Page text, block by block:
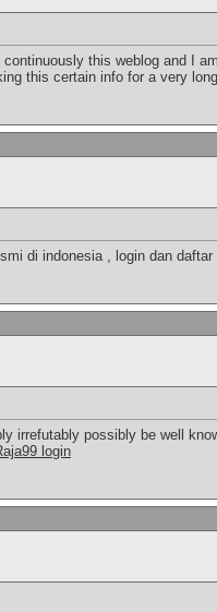
this weblog and I
this certain info for a very
di indonesia , login dan daftar
irrefutably possibly be well
login